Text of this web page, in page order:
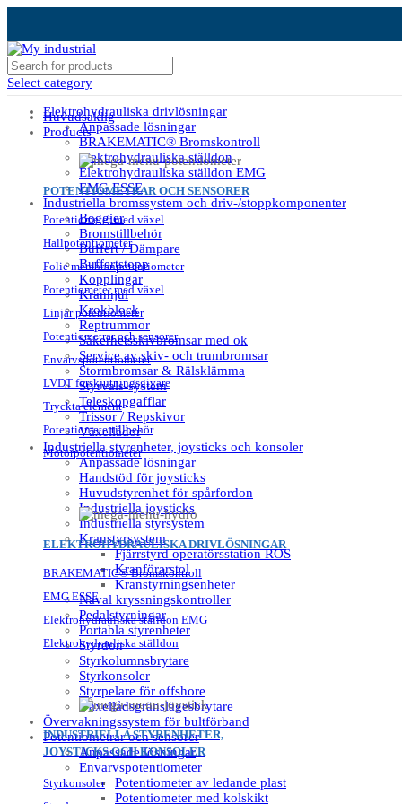
Select category
Elektrohydrauliska drivlösningar
Anpassade lösningar
BRAKEMATIC® Bromskontroll
Elektrohydrauliska ställdon
Elektrohydrauliska ställdon EMG
EMG ESSE
Industriella bromssystem och driv-/stoppkomponenter
Boggier
Bromstillbehör
Buffert / Dämpare
Buffertstopp
Kopplingar
Kranhjul
Krokblock
Reptrummor
Säkerhetsskivbromsar med ok
Service av skiv- och trumbromsar
Stormbromsar & Rälsklämma
Styrvals-system
Teleskopgafflar
Trissor / Repskivor
Växellådor
Industriella styrenheter, joysticks och konsoler
Anpassade lösningar
Handstöd för joysticks
Huvudstyrenhet för spårfordon
Industriella joysticks
Industriella styrsystem
Kranstyrsystem
Fjärrstyrd operatörsstation ROS
Kranförarstol
Kranstyrningsenheter
Naval kryssningskontroller
Pedalstyrningar
Portabla styrenheter
Styrdon
Styrkolumnsbrytare
Styrkonsoler
Styrpelare för offshore
Växellådsgränslägesbrytare
Övervakningssystem för bultförband
Potentiometrar och sensorer
Anpassade lösningar
Envarvspotentiometer
Potentiometer av ledande plast
Potentiometer med kolskikt
Huvudsaklig
Products
POTENTIOMETRAR OCH SENSORER
Potentiometer med växel
Hallpotentiometer
Folie membranpotentiometer
Potentiometer med växel
Linjär potentiometer
Potentiometrar och sensorer
Envarvspotentiometer
LVDT förskjutningsgivare
Tryckta element
Potentiometertillbehör
Motorpotentiometer
ELEKTROHYDRAULISKA DRIVLÖSNINGAR
BRAKEMATIC® Bromskontroll
EMG ESSE
Elektrohydrauliska ställdon EMG
Elektrohydrauliska ställdon
INDUSTRIELLA STYRENHETER,
JOYSTICKS OCH KONSOLER
Styrkonsoler